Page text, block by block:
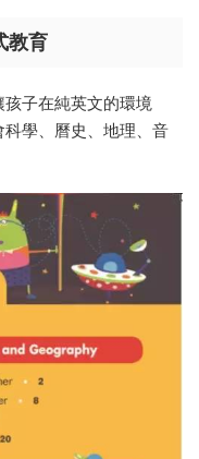
教育
子在純英文的環境
學、曆史、地理、音